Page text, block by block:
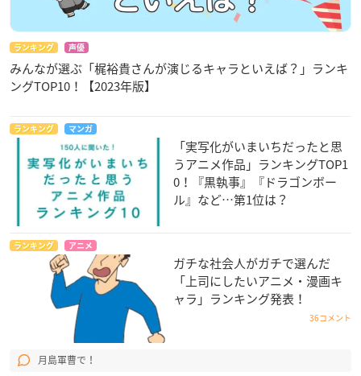
ランキング 声優
みんなが選ぶ「梶裕貴さんが演じるキャラといえば？」ランキ
ングTOP10！【2023年版】
ランキング マンガ
「実写化がいまいちだったと思
うアニメ作品」ランキングTOP1
0！『黒執事』『ドラゴンボー
ル』など…第1位は？
ランキング アニメ
ガチな社会人がガチで選んだ
「上司にしたいアニメ・漫画キ
ャラ」ランキング発表！
36コメント
月島軍曹で！